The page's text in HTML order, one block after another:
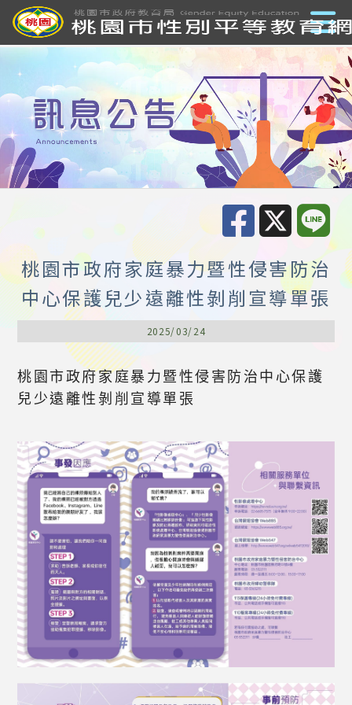
桃園市政府家庭暴力暨性侵害防治
中心保護兒少遠離性剝削宣導單張
2025/03/24
桃園市政府家庭暴力暨性侵害防治中心保護
兒少遠離性剝削宣導單張